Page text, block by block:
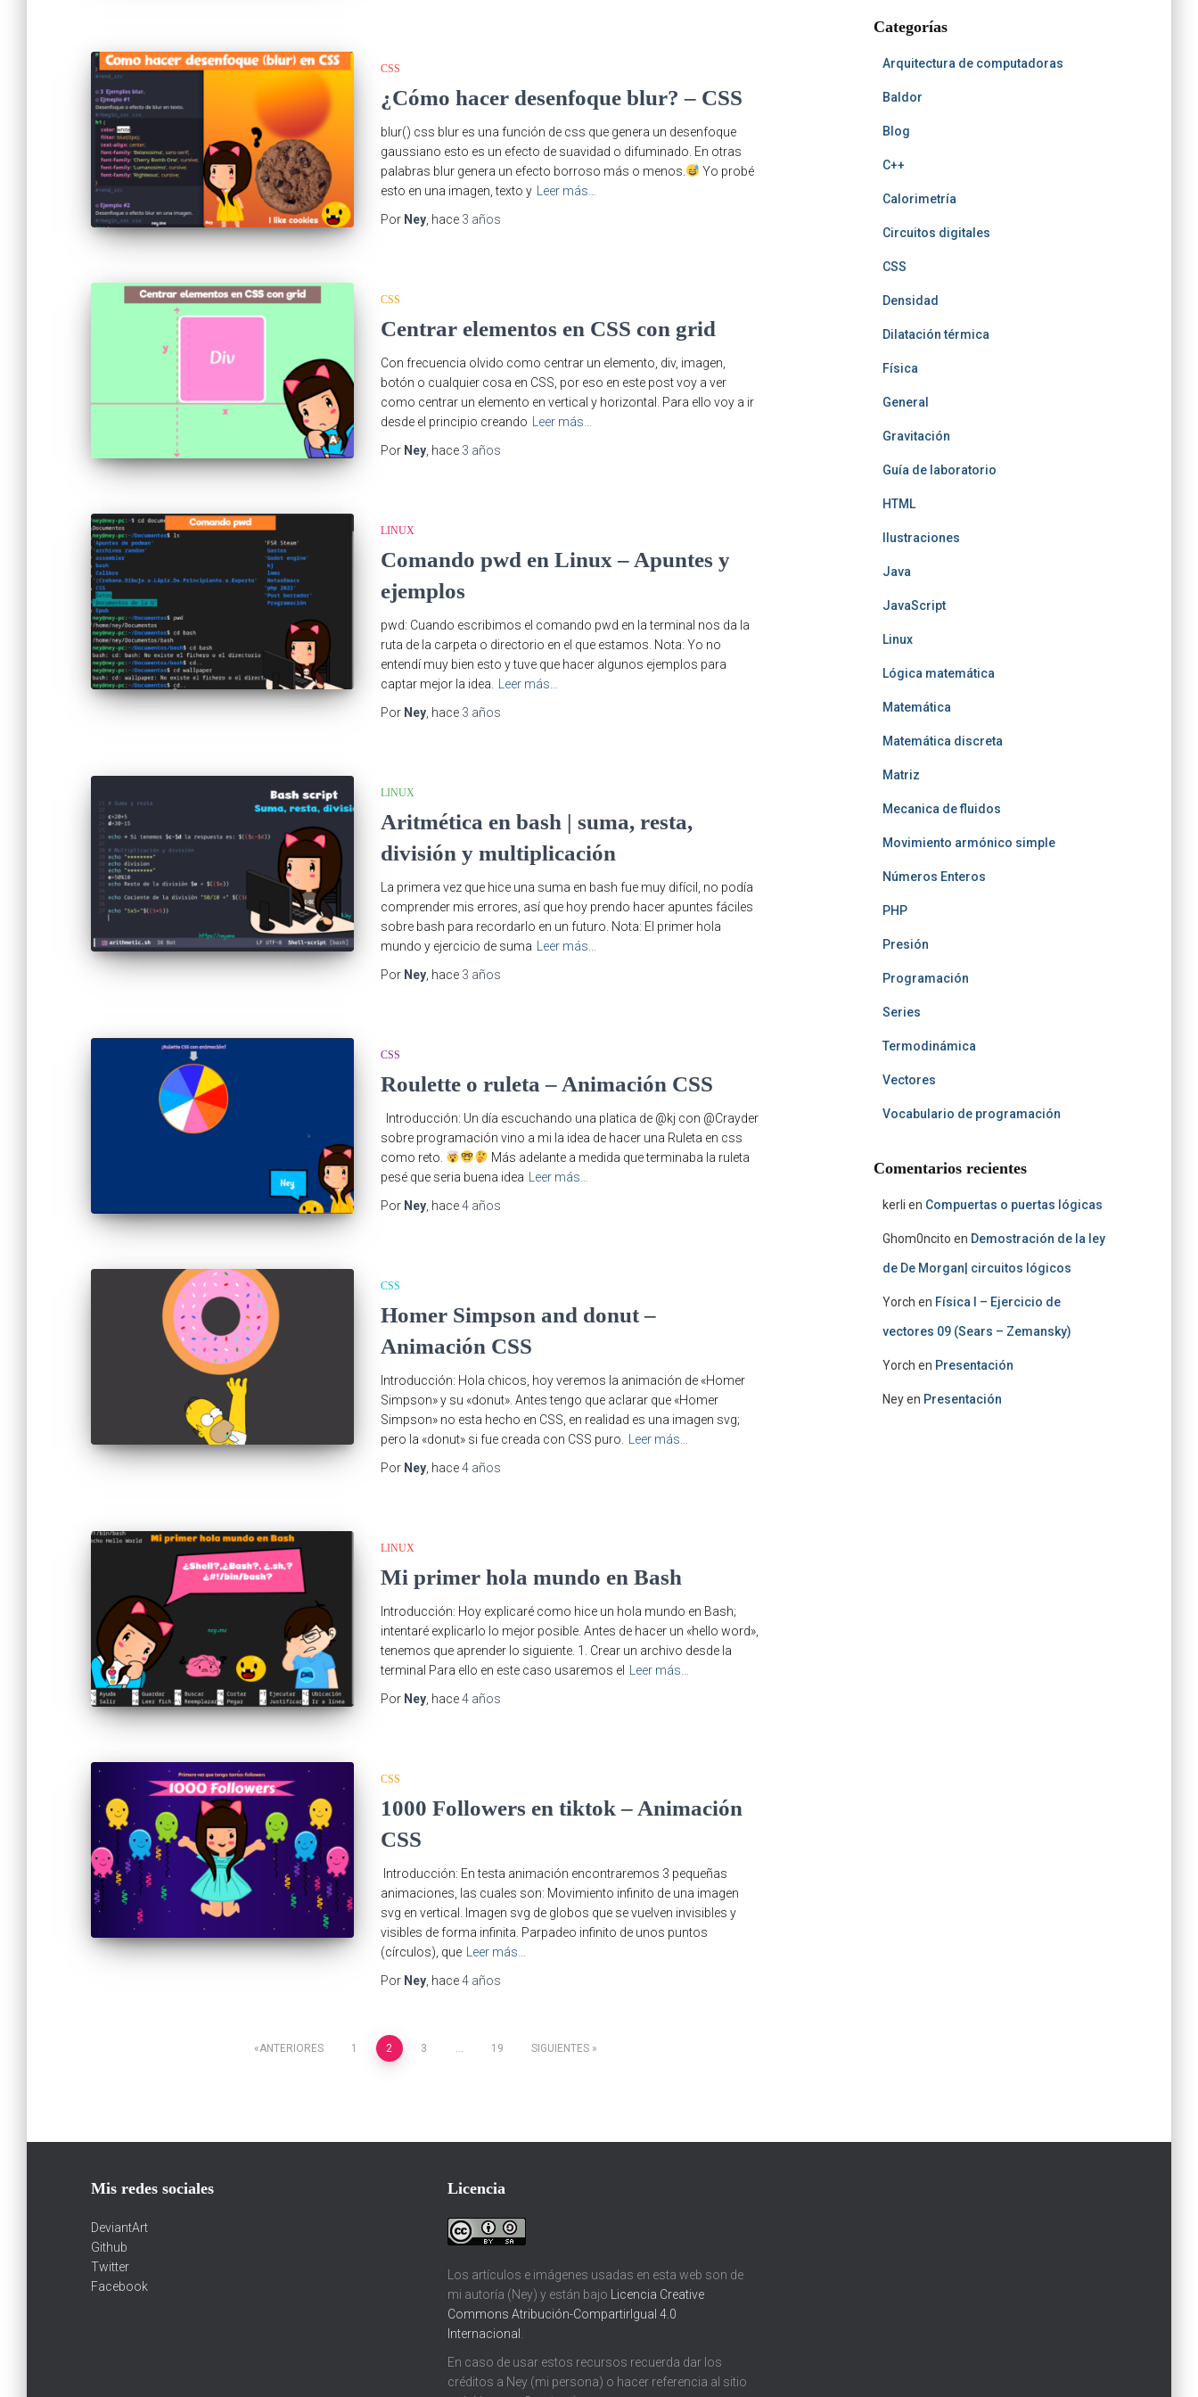
CSS
¿Cómo hacer desenfoque blur? – CSS
blur() css blur es una función de css que genera un desenfoque
gaussiano esto es un efecto de suavidad o difuminado. En otras
palabras blur genera un efecto borroso más o menos.
Yo probé
esto en una imagen, texto y
Leer más…
Por Ney , hace 3 años
CSS
Centrar elementos en CSS con grid
Con frecuencia olvido como centrar un elemento, div, imagen,
botón o cualquier cosa en CSS, por eso en este post voy a ver
como centrar un elemento en vertical y horizontal. Para ello voy a ir
desde el principio creando
Leer más…
Por Ney , hace 3 años
LINUX
Comando pwd en Linux – Apuntes y
ejemplos
pwd: Cuando escribimos el comando pwd en la terminal nos da la
ruta de la carpeta o directorio en el que estamos. Nota: Yo no
entendí muy bien esto y tuve que hacer algunos ejemplos para
captar mejor la idea.
Leer más…
Por Ney , hace 3 años
LINUX
Aritmética en bash | suma, resta,
división y multiplicación
La primera vez que hice una suma en bash fue muy difícil, no podía
comprender mis errores, así que hoy prendo hacer apuntes fáciles
sobre bash para recordarlo en un futuro. Nota: El primer hola
mundo y ejercicio de suma
Leer más…
Por Ney , hace 3 años
CSS
Roulette o ruleta – Animación CSS
Introducción: Un día escuchando una platica de @kj con @Crayder
sobre programación vino a mi la idea de hacer una Ruleta en css
como reto.
Más adelante a medida que terminaba la ruleta
pesé que seria buena idea
Leer más…
Por Ney , hace4 años
CSS
Homer Simpson and donut –
Animación CSS
Introducción: Hola chicos, hoy veremos la animación de «Homer
Simpson» y su «donut». Antes tengo que aclarar que «Homer
Simpson» no esta hecho en CSS, en realidad es una imagen svg;
pero la «donut» si fue creada con CSS puro.
Leer más…
Por Ney , hace4 años
LINUX
Mi primer hola mundo en Bash
Introducción: Hoy explicaré como hice un hola mundo en Bash;
intentaré explicarlo lo mejor posible. Antes de hacer un «hello word»,
tenemos que aprender lo siguiente. 1. Crear un archivo desde la
terminal Para ello en este caso usaremos el
Leer más…
Por Ney , hace4 años
CSS
1000 Followers en tiktok – Animación
CSS
Introducción: En testa animación encontraremos 3 pequeñas
animaciones, las cuales son: Movimiento infinito de una imagen
svg en vertical. Imagen svg de globos que se vuelven invisibles y
visibles de forma infinita. Parpadeo infinito de unos puntos
(círculos), que
Leer más…
Por Ney , hace4 años
ANTERIORES 1 2 3 … 19 SIGUIENTES
e
Categorías
Arquitectura de computadoras
Baldor
Blog
C++
Calorimetría
Circuitos digitales
CSS
Densidad
Dilatación térmica
Física
General
Gravitación
Guía de laboratorio
HTML
Ilustraciones
Java
JavaScript
Linux
Lógica matemática
Matemática
Matemática discreta
Matriz
Mecanica de fluidos
Movimiento armónico simple
Números Enteros
PHP
Presión
Programación
Series
Termodinámica
Vectores
Vocabulario de programación
Comentarios recientes
kerli en Compuertas o puertas lógicas
Ghom0ncito en Demostración de la ley
de De Morgan| circuitos lógicos
Yorch en Física I – Ejercicio de
vectores 09 (Sears – Zemansky)
Yorch en Presentación
Neyen Presentación
Mis redes sociales
DeviantArt
Github
Twitter
Facebook
Licencia
Los artículos e imágenes usadas en esta web son de
mi autoría (Ney) y están bajo
Licencia Creative
Commons Atribución-CompartirIgual 4.0
Internacional
En caso de usar estos recursos recuerda dar los
créditos a Ney (mi persona) o hacer referencia al sitio